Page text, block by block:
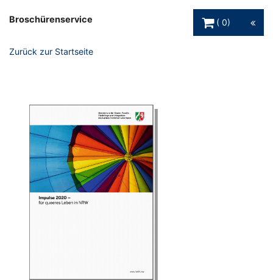
Broschürenservice
0
Zurück zur Startseite